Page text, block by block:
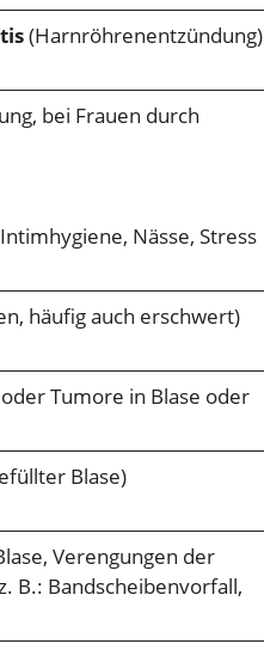
(Harnröhrenentzündung)
bei Frauen durch
Nässe, Stress
häufig auch erschwert)
Tumore in Blase oder
Blase)
Verengungen der
B.: Bandscheibenvorfall,